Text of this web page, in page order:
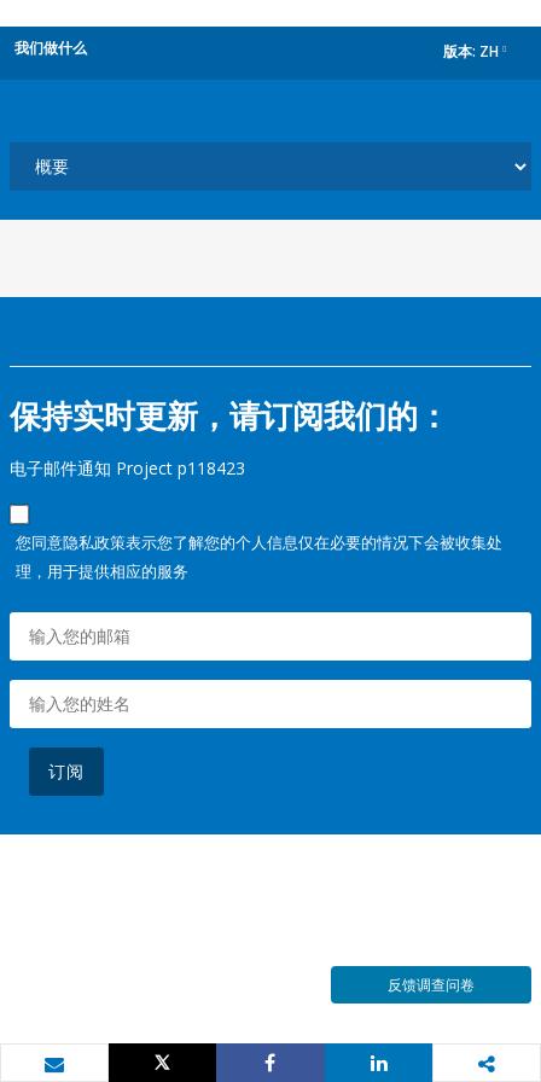
我们做什么 版本: ZH
保持实时更新，请订阅我们的：
电子邮件通知 Project p118423
您同意隐私政策表示您了解您的个人信息仅在必要的情况下会被收集处
理，用于提供相应的服务
订阅
反馈调查问卷